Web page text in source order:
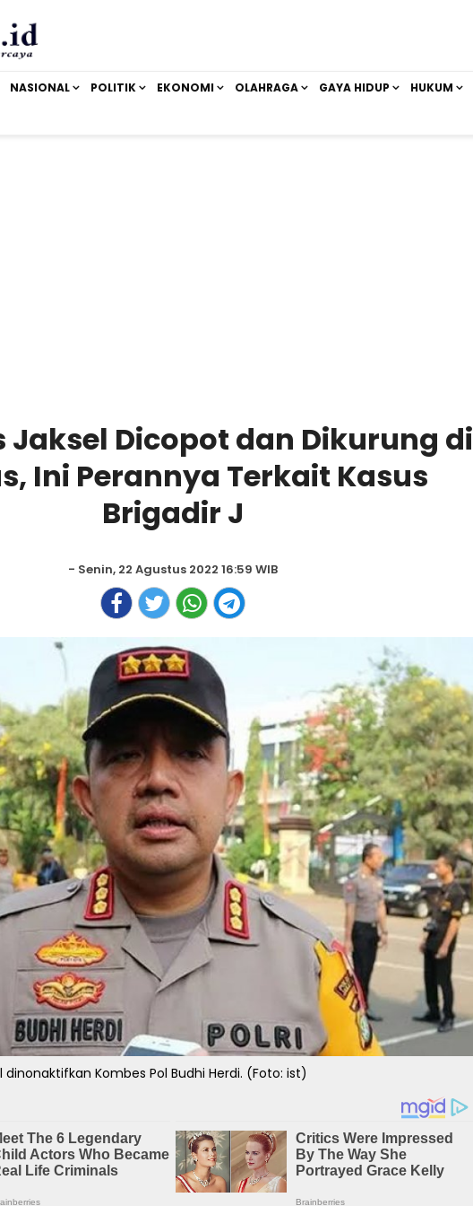
NASIONAL POLITIK EKONOMI OLAHRAGA GAYA HIDUP HUKUM
Jaksel Dicopot dan Dikurung di
Ini Perannya Terkait Kasus
Brigadir J
- Senin, 22 Agustus 2022 16:59 WIB
dinonaktifkan Kombes Pol Budhi Herdi. (Foto: ist)